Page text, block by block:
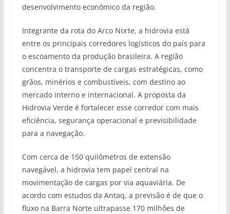
desenvolvimento econômico da região.
Integrante da rota do Arco Norte, a hidrovia está
entre os principais corredores logísticos do país para
o escoamento da produção brasileira. A região
concentra o transporte de cargas estratégicas, como
grãos, minérios e combustíveis, com destino ao
mercado interno e internacional. A proposta da
Hidrovia Verde é fortalecer esse corredor com mais
eficiência, segurança operacional e previsibilidade
para a navegação.
Com cerca de 150 quilômetros de extensão
navegável, a hidrovia tem papel central na
movimentação de cargas por via aquaviária. De
acordo com estudos da Antaq, a previsão é de que o
fluxo na Barra Norte ultrapasse 170 milhões de